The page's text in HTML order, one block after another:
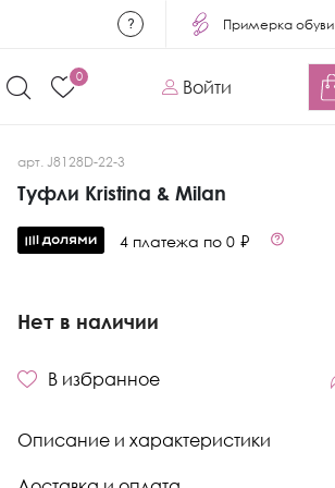
Примерка обуви
0
Войти
арт. J8128D-22-3
Туфли Kristina & Milan
4 платежа по 0 ₽
Нет в наличии
В избранное
Описание и характеристики